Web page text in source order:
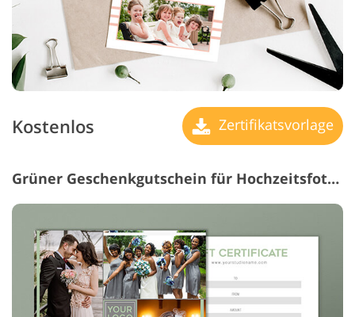
Kostenlos Zertifikatsvorlage
Grüner Geschenkgutschein für Hochzeitsfotografie